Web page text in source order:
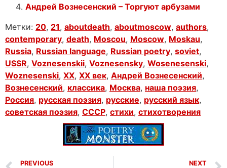
Андрей Вознесенский – Торгуют арбузами
Метки: 20, 21, aboutdeath, aboutmoscow, authors,
contemporary, death, Moscou, Moscow, Moskau,
Russia, Russian language, Russian poetry, soviet,
USSR, Voznesenskii, Voznesensky, Wosenesenski,
Woznesenski, XX, XX век, Андрей Вознесенский,
Вознесенский, классика, Москва, наша поэзия,
Россия, русская поэзия, русские, русский язык,
советская поэзия, СССР, стихи, стихотворения
PREVIOUS NEXT